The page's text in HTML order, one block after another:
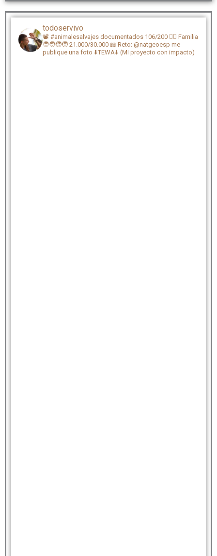
todoservivo
📽️ #animalesalvajes documentados 106/200 🏴‍☠️ Familia
🧑‍🧑‍🧒‍🧒 21.000/30.000 📖 Reto: @natgeoesp me
publique una foto ⬇️TEWA⬇️ (Mi proyecto con impacto)